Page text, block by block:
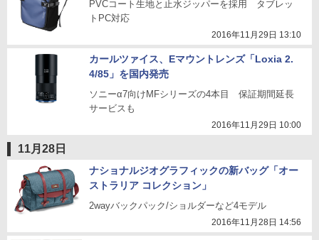
PVCコート生地と止水ジッパーを採用 タブレッ
トPC対応
2016年11月29日 13:10
カールツァイス、Eマウントレンズ「Loxia 2.
4/85」を国内発売
ソニーα7向けMFシリーズの4本目 保証期間延長
サービスも
2016年11月29日 10:00
11月28日
ナショナルジオグラフィックの新バッグ「オー
ストラリア コレクション」
2wayバックパック/ショルダーなど4モデル
2016年11月28日 14:56